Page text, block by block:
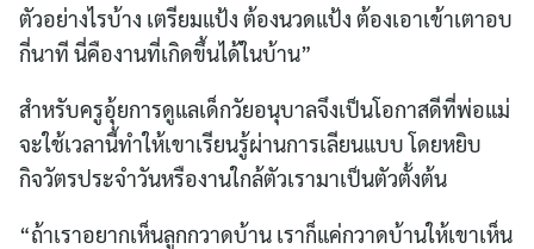
ตัวอย่างไรบ้าง เตรียมแป้ง ต้องนวดแป้ง ต้องเอาเข้าเตาอบ
กี่นาที นี่คืองานที่เกิดขึ้นได้ในบ้าน”
สำหรับครูอุ้ยการดูแลเด็กวัยอนุบาลจึงเป็นโอกาสดีที่พ่อแม่
จะใช้เวลานี้ทำให้เขาเรียนรู้ผ่านการเลียนแบบ โดยหยิบ
กิจวัตรประจำวันหรืองานใกล้ตัวเรามาเป็นตัวตั้งต้น
“ถ้าเราอยากเห็นลูกกวาดบ้าน เราก็แค่กวาดบ้านให้เขาเห็น